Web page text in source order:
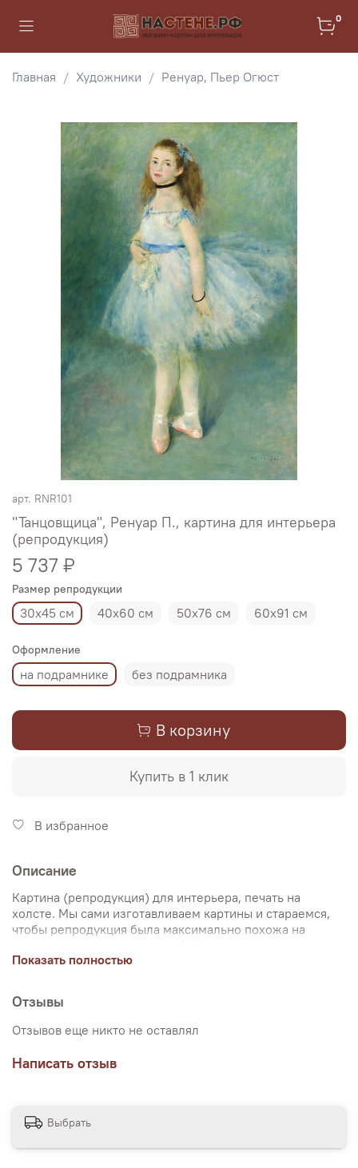
0
Главная Художники Ренуар, Пьер Огюст
арт. RNR101
"Танцовщица", Ренуар П., картина для интерьера
(репродукция)
5 737 ₽
Размер репродукции
30х45 см 40х60 см 50х76 см 60х91 см
Оформление
на подрамнике без подрамника
В корзину
Купить в 1 клик
В избранное
Описание
Картина (репродукция) для интерьера, печать на
холсте. Мы сами изготавливаем картины и стараемся,
чтобы репродукция была максимально похожа на
Именно поэтому, мы уделяем особое внимание
печати используются художественный хлопковый холст
и экологические чернила. Репродукцию можно купить
на подрамнике (деревянный подрамник, галерейная
натяжка) или без подрамника (только холст,
доставляется в рулоне в тубусе). Картина продается в
нескольких вариантах размеров, представленных на
репродукции мировых шедевров живописи, только
Показать полностью
Отзывы
Отзывов еще никто не оставлял
Написать отзыв
Выбрать